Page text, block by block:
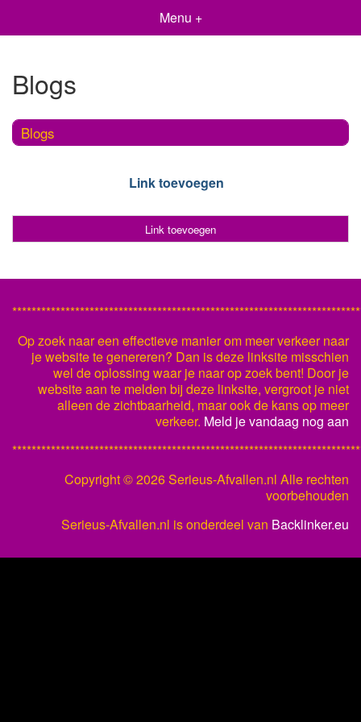
Menu +
Blogs
Blogs
Link toevoegen
Link toevoegen
Op zoek naar een effectieve manier om meer verkeer naar
je website te genereren? Dan is deze linksite misschien
wel de oplossing waar je naar op zoek bent! Door je
website aan te melden bij deze linksite, vergroot je niet
alleen de zichtbaarheid, maar ook de kans op meer
verkeer. Meld je vandaag nog aan
Copyright ©2026 Serieus-Afvallen.nl Alle rechten
voorbehouden
Serieus-Afvallen.nl is onderdeel van Backlinker.eu